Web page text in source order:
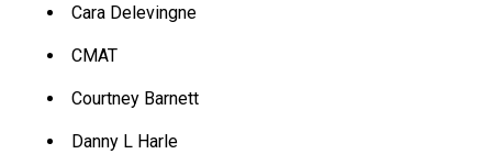
Cara Delevingne
CMAT
Courtney Barnett
Danny L Harle